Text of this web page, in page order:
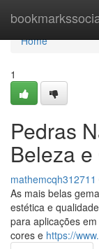
Home
Home
1
Pedras
Beleza
mathemcqh312711
As mais belas
estética e
para aplicações
cores e https://